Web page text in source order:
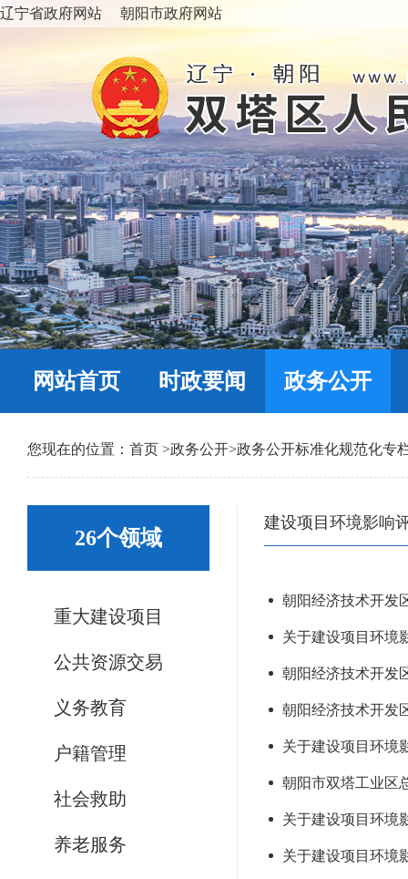
辽宁省政府网站 朝阳市政府网站
网站首页 时政要闻 政务公开
您现在的位置： 首页 >政务公开>政务公开标准化规范化专
26个领域
重大建设项目
公共资源交易
义务教育
户籍管理
社会救助
养老服务
建设项目环境影响
朝阳经济技术开发
关于建设项目环境
朝阳经济技术开发
朝阳经济技术开发
关于建设项目环境
朝阳市双塔工业区
关于建设项目环境
关于建设项目环境